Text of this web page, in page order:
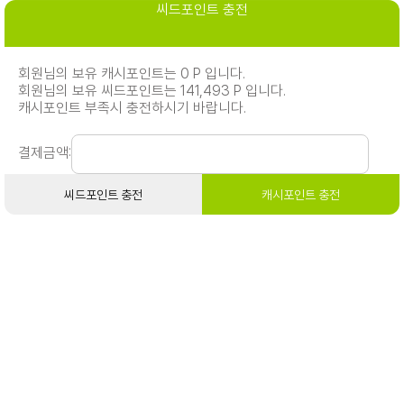
씨드포인트 충전
회원님의 보유 캐시포인트는 0 P 입니다.
회원님의 보유 씨드포인트는 141,493 P 입니다.
캐시포인트 부족시 충전하시기 바랍니다.
결제금액:
씨드포인트 충전 캐시포인트 충전